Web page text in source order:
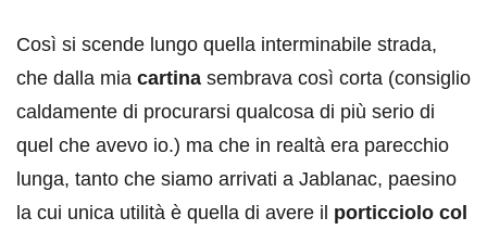
Così si scende lungo quella interminabile strada,
che dalla mia cartina sembrava così corta (consiglio
caldamente di procurarsi qualcosa di più serio di
quel che avevo io.) ma che in realtà era parecchio
lunga, tanto che siamo arrivati a Jablanac, paesino
la cui unica utilità è quella di avere il porticciolo col